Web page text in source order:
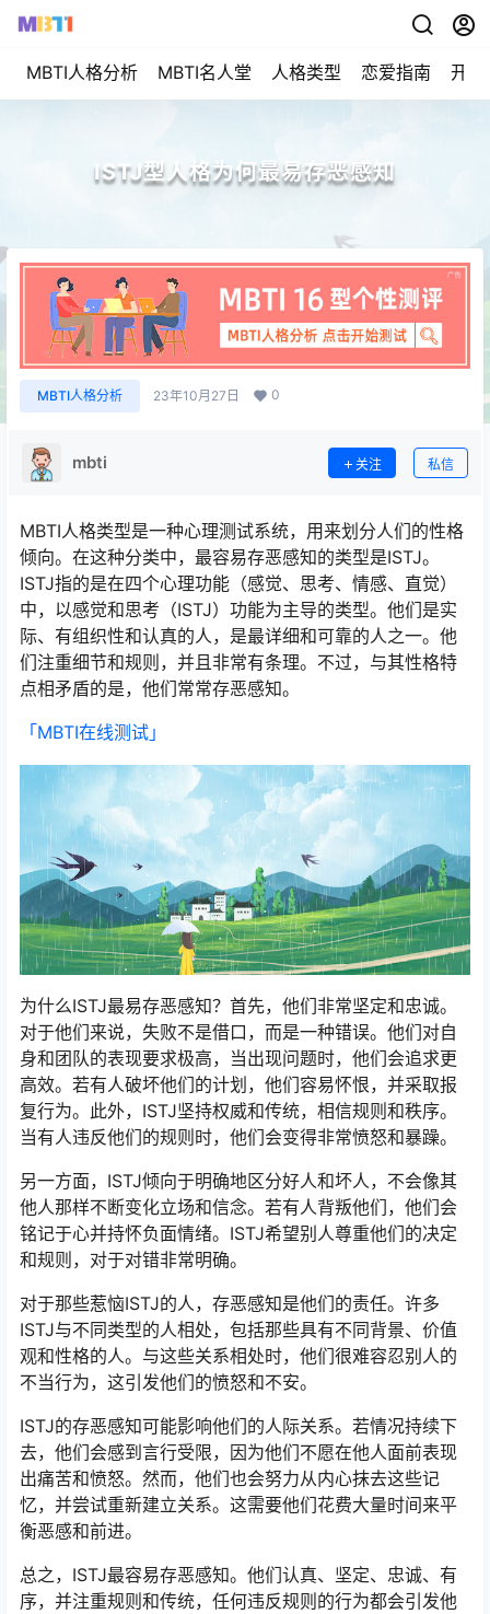
MBTI人格分析 MBTI名人堂 人格类型 恋爱指南 开始
ISTJ型人格为何最易存恶感知
MBTI人格分析 23年10月27日 0
mbti 关注 私信
MBTI人格类型是一种心理测试系统，用来划分人们的性格
倾向。在这种分类中，最容易存恶感知的类型是ISTJ。
ISTJ指的是在四个心理功能（感觉、思考、情感、直觉）
中，以感觉和思考（ISTJ）功能为主导的类型。他们是实
际、有组织性和认真的人，是最详细和可靠的人之一。他
们注重细节和规则，并且非常有条理。不过，与其性格特
点相矛盾的是，他们常常存恶感知。
「MBTI在线测试​」
为什么ISTJ最易存恶感知？首先，他们非常坚定和忠诚。
对于他们来说，失败不是借口，而是一种错误。他们对自
身和团队的表现要求极高，当出现问题时，他们会追求更
高效。若有人破坏他们的计划，他们容易怀恨，并采取报
复行为。此外，ISTJ坚持权威和传统，相信规则和秩序。
当有人违反他们的规则时，他们会变得非常愤怒和暴躁。
另一方面，ISTJ倾向于明确地区分好人和坏人，不会像其
他人那样不断变化立场和信念。若有人背叛他们，他们会
铭记于心并持怀负面情绪。ISTJ希望别人尊重他们的决定
和规则，对于对错非常明确。
对于那些惹恼ISTJ的人，存恶感知是他们的责任。许多
ISTJ与不同类型的人相处，包括那些具有不同背景、价值
观和性格的人。与这些关系相处时，他们很难容忍别人的
不当行为，这引发他们的愤怒和不安。
ISTJ的存恶感知可能影响他们的人际关系。若情况持续下
去，他们会感到言行受限，因为他们不愿在他人面前表现
出痛苦和愤怒。然而，他们也会努力从内心抹去这些记
忆，并尝试重新建立关系。这需要他们花费大量时间来平
衡恶感和前进。
总之，ISTJ最容易存恶感知。他们认真、坚定、忠诚、有
序，并注重规则和传统，任何违反规则的行为都会引发他